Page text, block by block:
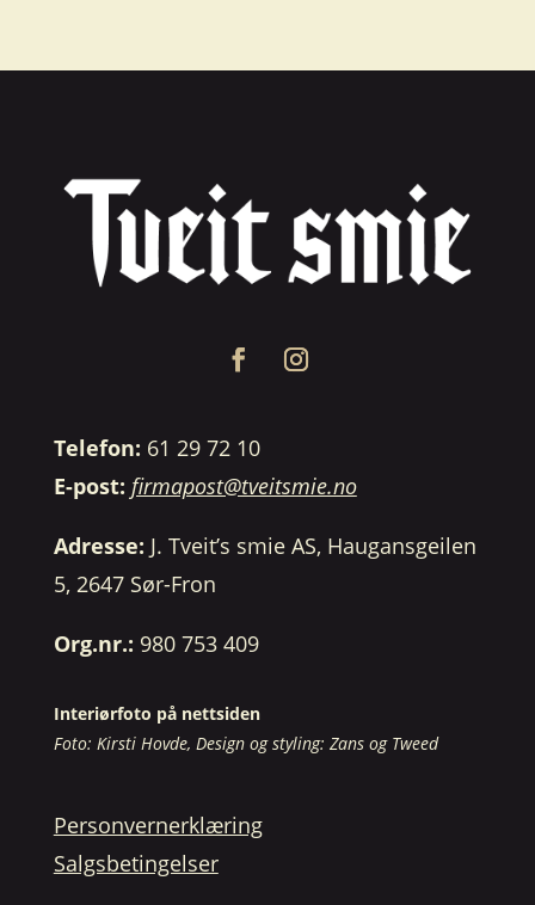
Telefon: 61 29 72 10
E-post: firmapost@tveitsmie.no
Adresse: J. Tveit’s smie AS, Haugansgeilen
5, 2647 Sør-Fron
Org.nr.: 980 753 409
Interiørfoto på nettsiden
Foto: Kirsti Hovde, Design og styling: Zans og Tweed
Personvernerklæring
Salgsbetingelser